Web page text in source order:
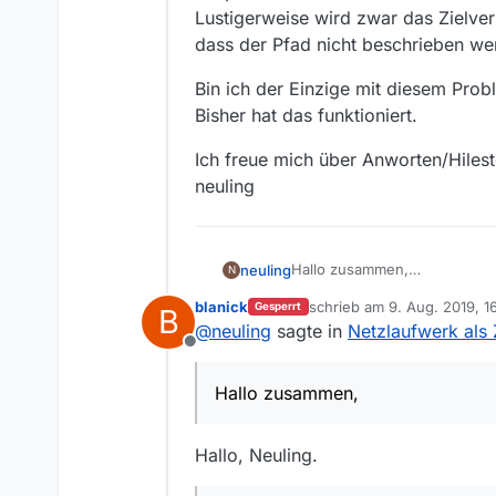
Lustigerweise wird zwar das
dass der Pfad nicht beschrieben
Bin ich der Einzige mit diesem
Bisher hat das funktioniert.
Ich freue mich über Anworten/
neuling
N neulingHallo zusammen,
Heute beim Start wurde ich
erforderliche Java Update
Beim Download gibt es
zumindest gelingt es mir
Falscher Zielpfad!
Pfad nicht beschrieben
Ich freue mich über
B
Offline
blanick Gesperrt schrieb am 9. Aug. 2019,
zuletzt editiert von blanick
@neuling sagte in Netzlaufwerk als
Hallo zusammen,
Hallo, Neuling.